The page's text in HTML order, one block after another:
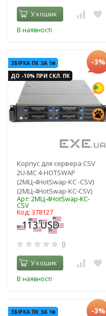
У кошик
В наявності
ЗБІРКА ПК ЗА 1₴
ДО -10% ПРИ СКЛ. ПК
-3%
Корпус для сервера CSV
2U-MC 4-HOTSWAP
(2МЦ-4HotSwap-КС -CSV)
(2МЦ-4HotSwap-КС-CSV)
Арт: 2МЦ-4HotSwap-КС-
CSV
Код: 378127
0
У кошик
В наявності
ЗБІРКА ПК ЗА 1₴ -3%